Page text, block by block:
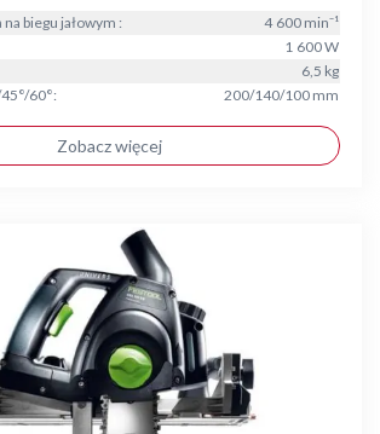
biegu jałowym :
4 600 min⁻¹
1 600 W
6,5 kg
60°:
200/140/100 mm
Zobacz więcej